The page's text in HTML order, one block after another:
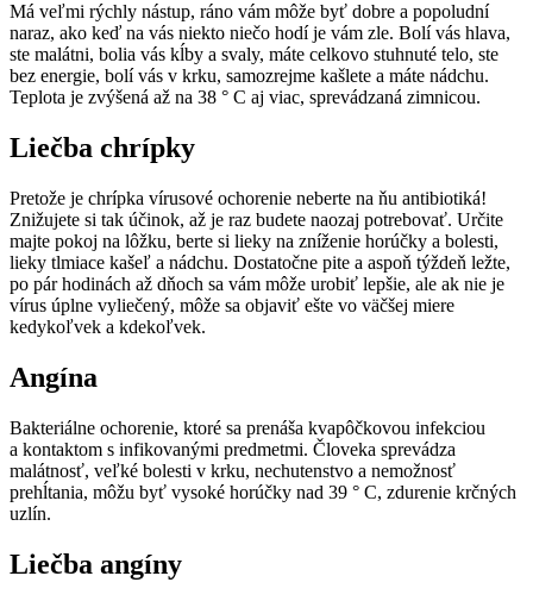
Má veľmi rýchly nástup, ráno vám môže byť dobre a popoludní
naraz, ako keď na vás niekto niečo hodí je vám zle. Bolí vás hlava,
ste malátni, bolia vás kĺby a svaly, máte celkovo stuhnuté telo, ste
bez energie, bolí vás v krku, samozrejme kašlete a máte nádchu.
Teplota je zvýšená až na 38 ° C aj viac, sprevádzaná zimnicou.
Liečba chrípky
Pretože je chrípka vírusové ochorenie neberte na ňu antibiotiká!
Znižujete si tak účinok, až je raz budete naozaj potrebovať. Určite
majte pokoj na lôžku, berte si lieky na zníženie horúčky a bolesti,
lieky tlmiace kašeľ a nádchu. Dostatočne pite a aspoň týždeň ležte,
po pár hodinách až dňoch sa vám môže urobiť lepšie, ale ak nie je
vírus úplne vyliečený, môže sa objaviť ešte vo väčšej miere
kedykoľvek a kdekoľvek.
Angína
Bakteriálne ochorenie, ktoré sa prenáša kvapôčkovou infekciou
a kontaktom s infikovanými predmetmi. Človeka sprevádza
malátnosť, veľké bolesti v krku, nechutenstvo a nemožnosť
prehĺtania, môžu byť vysoké horúčky nad 39 ° C, zdurenie krčných
uzlín.
Liečba angíny